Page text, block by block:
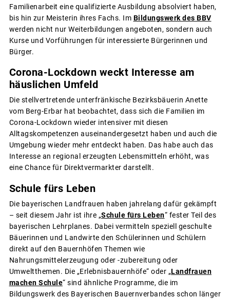
Familienarbeit eine qualifizierte Ausbildung absolviert haben,
bis hin zur Meisterin ihres Fachs. Im Bildungswerk des BBV
werden nicht nur Weiterbildungen angeboten, sondern auch
Kurse und Vorführungen für interessierte Bürgerinnen und
Bürger.
Corona-Lockdown weckt Interesse am
häuslichen Umfeld
Die stellvertretende unterfränkische Bezirksbäuerin Anette
vom Berg-Erbar hat beobachtet, dass sich die Familien im
Corona-Lockdown wieder intensiver mit diesen
Alltagskompetenzen auseinandergesetzt haben und auch die
Umgebung wieder mehr entdeckt haben. Das habe auch das
Interesse an regional erzeugten Lebensmitteln erhöht, was
eine Chance für Direktvermarkter darstellt.
Schule fürs Leben
Die bayerischen Landfrauen haben jahrelang dafür gekämpft
– seit diesem Jahr ist ihre „Schule fürs Leben“ fester Teil des
bayerischen Lehrplanes. Dabei vermitteln speziell geschulte
Bäuerinnen und Landwirte den Schülerinnen und Schülern
direkt auf den Bauernhöfen Themen wie
Nahrungsmittelerzeugung oder -zubereitung oder
Umweltthemen. Die „Erlebnisbauernhöfe“ oder „Landfrauen
machen Schule“ sind ähnliche Programme, die im
Bildungswerk des Bayerischen Bauernverbandes schon länger